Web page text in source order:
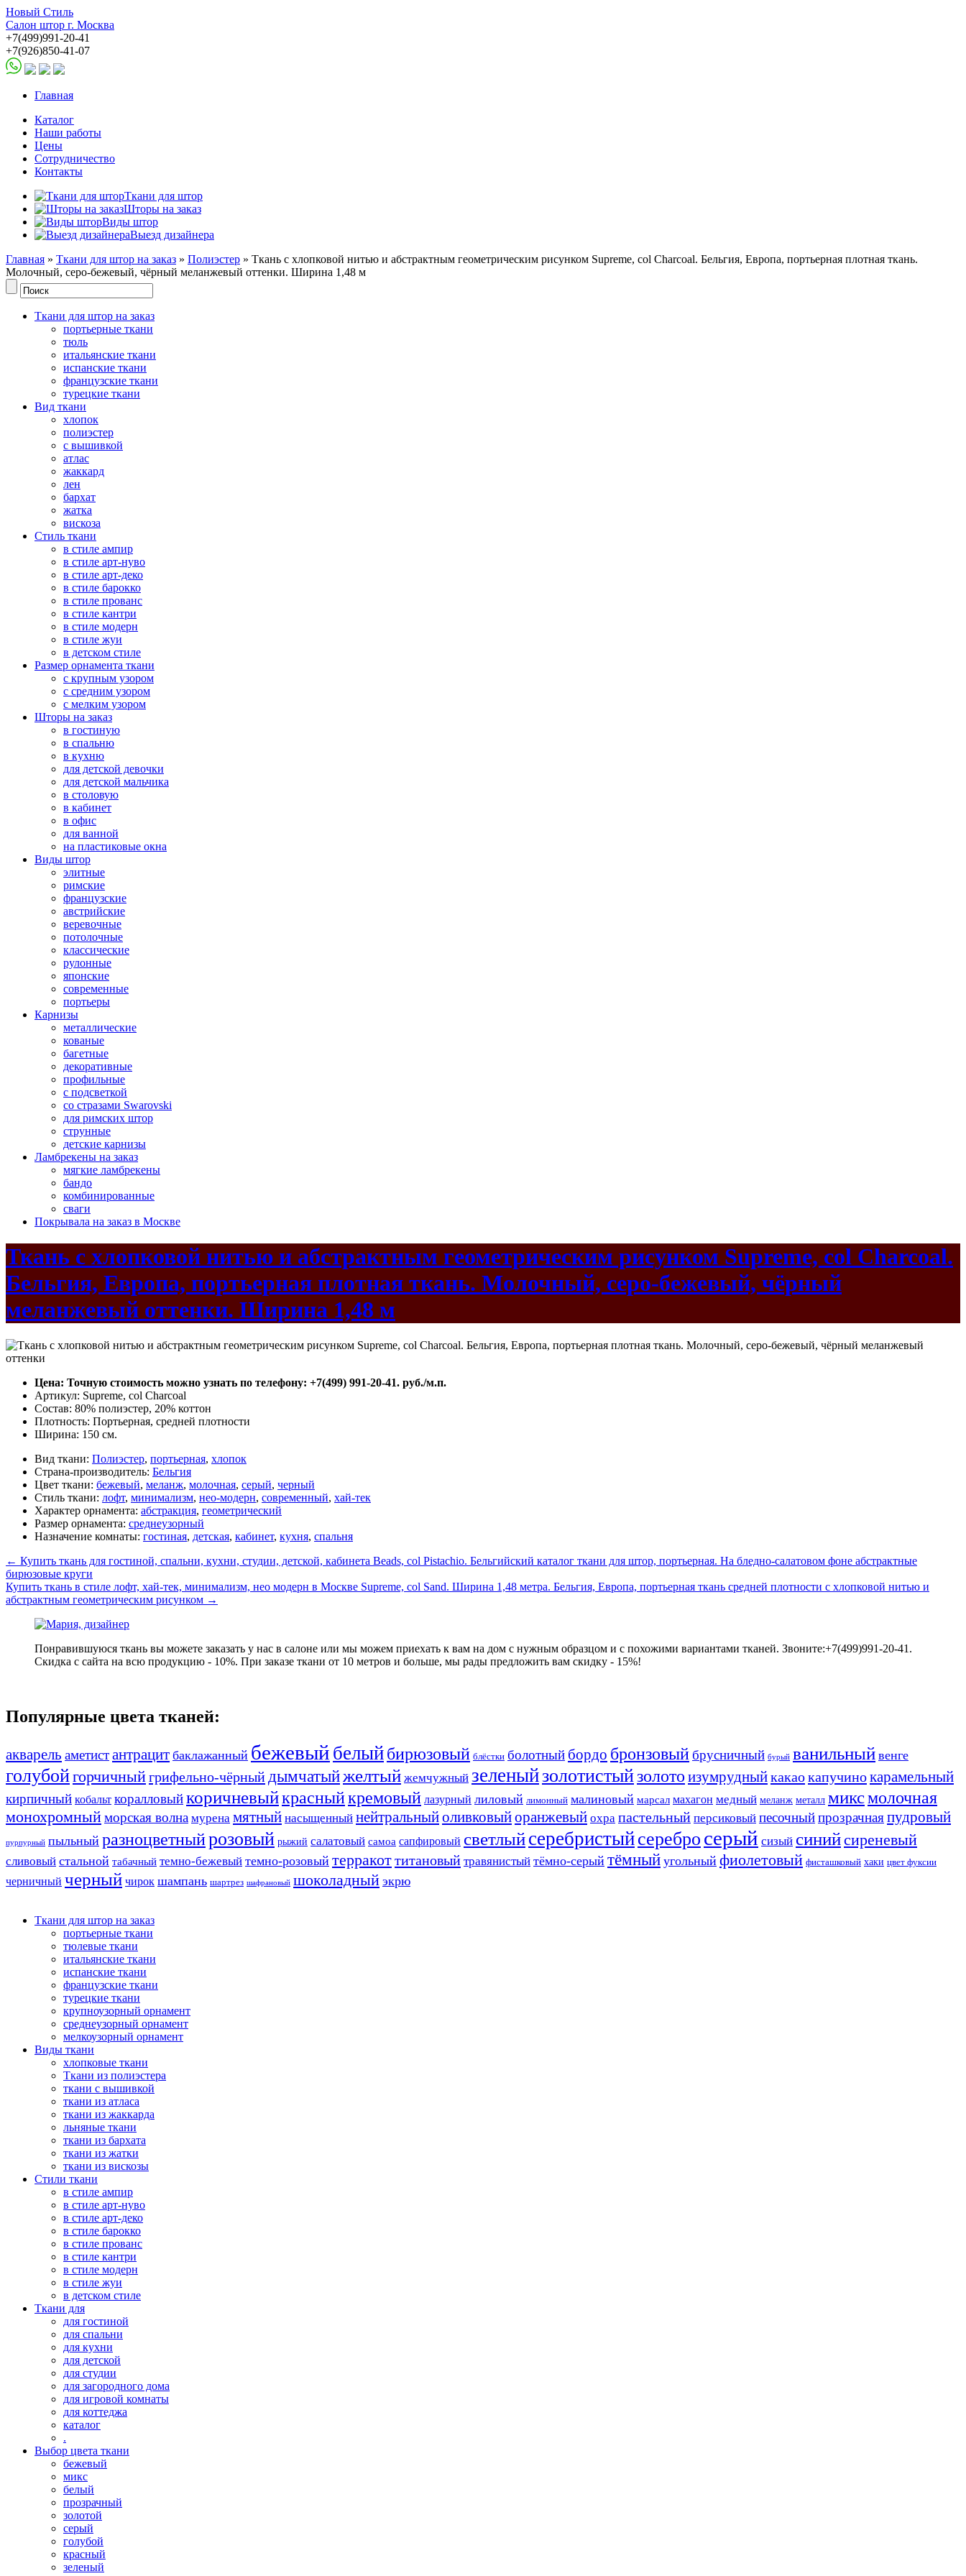
Новый Стиль
Салон штор г. Москва
+7(499)991-20-41
+7(926)850-41-07
Главная
Каталог
Наши работы
Цены
Сотрудничество
Контакты
Ткани для штор
Шторы на заказ
Виды штор
Выезд дизайнера
Главная » Ткани для штор на заказ » Полиэстер » Ткань с хлопковой нитью и абстрактным геометрическим рисунком Supreme, col Charcoal. Бельгия, Европа, портьерная плотная ткань.
Молочный, серо-бежевый, чёрный меланжевый оттенки. Ширина 1,48 м
Ткани для штор на заказ
портьерные ткани
тюль
итальянские ткани
испанские ткани
французские ткани
турецкие ткани
Вид ткани
хлопок
полиэстер
с вышивкой
атлас
жаккард
лен
бархат
жатка
вискоза
Стиль ткани
в стиле ампир
в стиле арт-нуво
в стиле арт-деко
в стиле барокко
в стиле прованс
в стиле кантри
в стиле модерн
в стиле жуи
в детском стиле
Размер орнамента ткани
с крупным узором
с средним узором
с мелким узором
Шторы на заказ
в гостиную
в спальню
в кухню
для детской девочки
для детской мальчика
в столовую
в кабинет
в офис
для ванной
на пластиковые окна
Виды штор
элитные
римские
французские
австрийские
веревочные
потолочные
классические
рулонные
японские
современные
портьеры
Карнизы
металлические
кованые
багетные
декоративные
профильные
с подсветкой
со стразами Swarovski
для римских штор
струнные
детские карнизы
Ламбрекены на заказ
мягкие ламбрекены
бандо
комбинированные
сваги
Покрывала на заказ в Москве
Ткань с хлопковой нитью и абстрактным геометрическим рисунком Supreme, col Charcoal.
Бельгия, Европа, портьерная плотная ткань. Молочный, серо-бежевый, чёрный
меланжевый оттенки. Ширина 1,48 м
Цена: Точную стоимость можно узнать по телефону: +7(499) 991-20-41. руб./м.п.
Артикул: Supreme, col Charcoal
Состав: 80% полиэстер, 20% коттон
Плотность: Портьерная, средней плотности
Ширина: 150 см.
Вид ткани: Полиэстер, портьерная, хлопок
Страна-производитель: Бельгия
Цвет ткани: бежевый, меланж, молочная, серый, черный
Стиль ткани: лофт, минимализм, нео-модерн, современный, хай-тек
Характер орнамента: абстракция, геометрический
Размер орнамента: среднеузорный
Назначение комнаты: гостиная, детская, кабинет, кухня, спальня
← Купить ткань для гостиной, спальни, кухни, студии, детской, кабинета Beads, col Pistachio. Бельгийский каталог ткани для штор, портьерная. На бледно-салатовом фоне абстрактные
бирюзовые круги
Купить ткань в стиле лофт, хай-тек, минимализм, нео модерн в Москве Supreme, col Sand. Ширина 1,48 метра. Бельгия, Европа, портьерная ткань средней плотности с хлопковой нитью и
абстрактным геометрическим рисунком →
Понравившуюся ткань вы можете заказать у нас в салоне или мы можем приехать к вам на дом с нужным образцом и с похожими вариантами тканей. Звоните:+7(499)991-20-41.
Скидка с сайта на всю продукцию - 10%. При заказе ткани от 10 метров и больше, мы рады предложить вам скидку - 15%!
Популярные цвета тканей:
акварель аметистантрацит баклажанный бежевый белыйбирюзовый блёстки болотный бордо бронзовыйбрусничный бурый ванильный венге
голубойгорчичныйгрифельно-чёрный дымчатыйжелтый жемчужный зеленыйзолотистыйзолото изумрудныйкакаокапучинокарамельный
кирпичный кобальт коралловыйкоричневыйкрасныйкремовый лазурный лиловый лимонный малиновый марсал махагон медный меланж металл миксмолочная
монохромныйморская волна мурена мятный насыщенный нейтральныйоливковыйоранжевый охра пастельный персиковый песочныйпрозрачнаяпудровый
пурпурный пыльный разноцветныйрозовый рыжий салатовый самоа сапфировый светлыйсеребристыйсеребро серый сизый синийсиреневый
сливовый стальной табачный темно-бежевый темно-розовый терракоттитановый травянистый тёмно-серый тёмный угольный фиолетовый фисташковый хаки цвет фуксии
черничный черный чирок шампань шартрез шафрановый шоколадный экрю
Ткани для штор на заказ
портьерные ткани
тюлевые ткани
итальянские ткани
испанские ткани
французские ткани
турецкие ткани
крупноузорный орнамент
среднеузорный орнамент
мелкоузорный орнамент
Виды ткани
хлопковые ткани
Ткани из полиэстера
ткани с вышивкой
ткани из атласа
ткани из жаккарда
льняные ткани
ткани из бархата
ткани из жатки
ткани из вискозы
Стили ткани
в стиле ампир
в стиле арт-нуво
в стиле арт-деко
в стиле барокко
в стиле прованс
в стиле кантри
в стиле модерн
в стиле жуи
в детском стиле
Ткани для
для гостиной
для спальни
для кухни
для детской
для студии
для загородного дома
для игровой комнаты
для коттеджа
каталог
.
Выбор цвета ткани
бежевый
микс
белый
прозрачный
золотой
серый
голубой
красный
зеленый